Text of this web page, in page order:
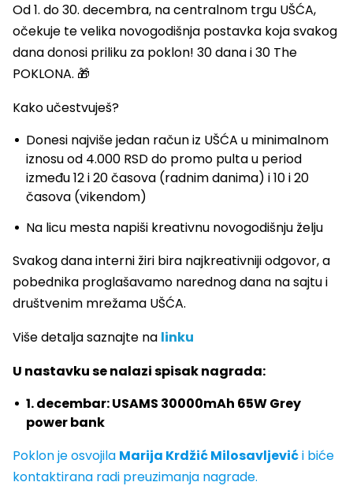
Od 1. do 30. decembra, na centralnom trgu UŠĆA,
očekuje te velika novogodišnja postavka koja svakog
dana donosi priliku za poklon! 30 dana i 30 The
POKLONA. 🎁
Kako učestvuješ?
Donesi najviše jedan račun iz UŠĆA u minimalnom
iznosu od 4.000 RSD do promo pulta u period
između 12 i 20 časova (radnim danima) i 10 i 20
časova (vikendom)
Na licu mesta napiši kreativnu novogodišnju želju
Svakog dana interni žiri bira najkreativniji odgovor, a
pobednika proglašavamo narednog dana na sajtu i
društvenim mrežama UŠĆA.
Više detalja saznajte na linku
U nastavku se nalazi spisak nagrada:
1. decembar: USAMS 30000mAh 65W Grey
power bank
Poklon je osvojila Marija Krdžić Milosavljevići biće
kontaktirana radi preuzimanja nagrade.